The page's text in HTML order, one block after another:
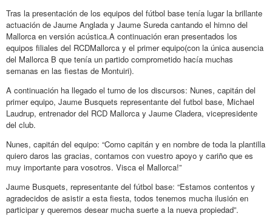
Tras la presentación de los equipos del fútbol base tenía lugar la brillante
actuación de Jaume Anglada y Jaume Sureda cantando el himno del
Mallorca en versión acústica.A continuación eran presentados los
equipos filiales del RCDMallorca y el primer equipo(con la única ausencia
del Mallorca B que tenía un partido comprometido hacía muchas
semanas en las fiestas de Montuiri).
A continuación ha llegado el turno de los discursos: Nunes, capitán del
primer equipo, Jaume Busquets representante del futbol base, Michael
Laudrup, entrenador del RCD Mallorca y Jaume Cladera, vicepresidente
del club.
Nunes, capitán del equipo: “Como capitán y en nombre de toda la plantilla
quiero daros las gracias, contamos con vuestro apoyo y cariño que es
muy importante para vosotros. Visca el Mallorca!”
Jaume Busquets, representante del fútbol base: “Estamos contentos y
agradecidos de asistir a esta fiesta, todos tenemos mucha ilusión en
participar y queremos desear mucha suerte a la nueva propiedad”.